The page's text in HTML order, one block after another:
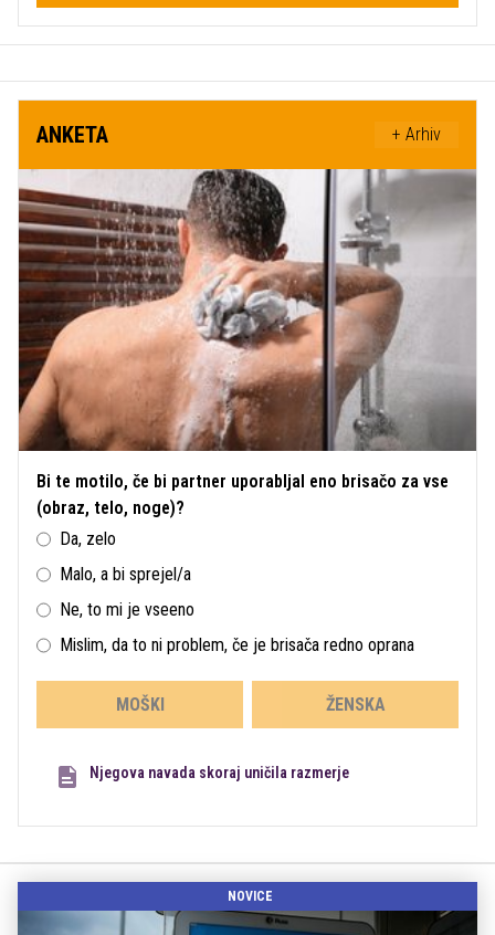
ANKETA + Arhiv
Bi te motilo, če bi partner uporabljal eno brisačo za vse
(obraz, telo, noge)?
Da, zelo
Malo, a bi sprejel/a
Ne, to mi je vseeno
Mislim, da to ni problem, če je brisača redno oprana
MOŠKI ŽENSKA
Njegova navada skoraj uničila razmerje
NOVICE